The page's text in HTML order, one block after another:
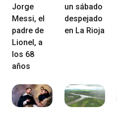
Jorge
Messi, el
padre de
Lionel, a
los 68
años
un sábado
despejado
en La Rioja